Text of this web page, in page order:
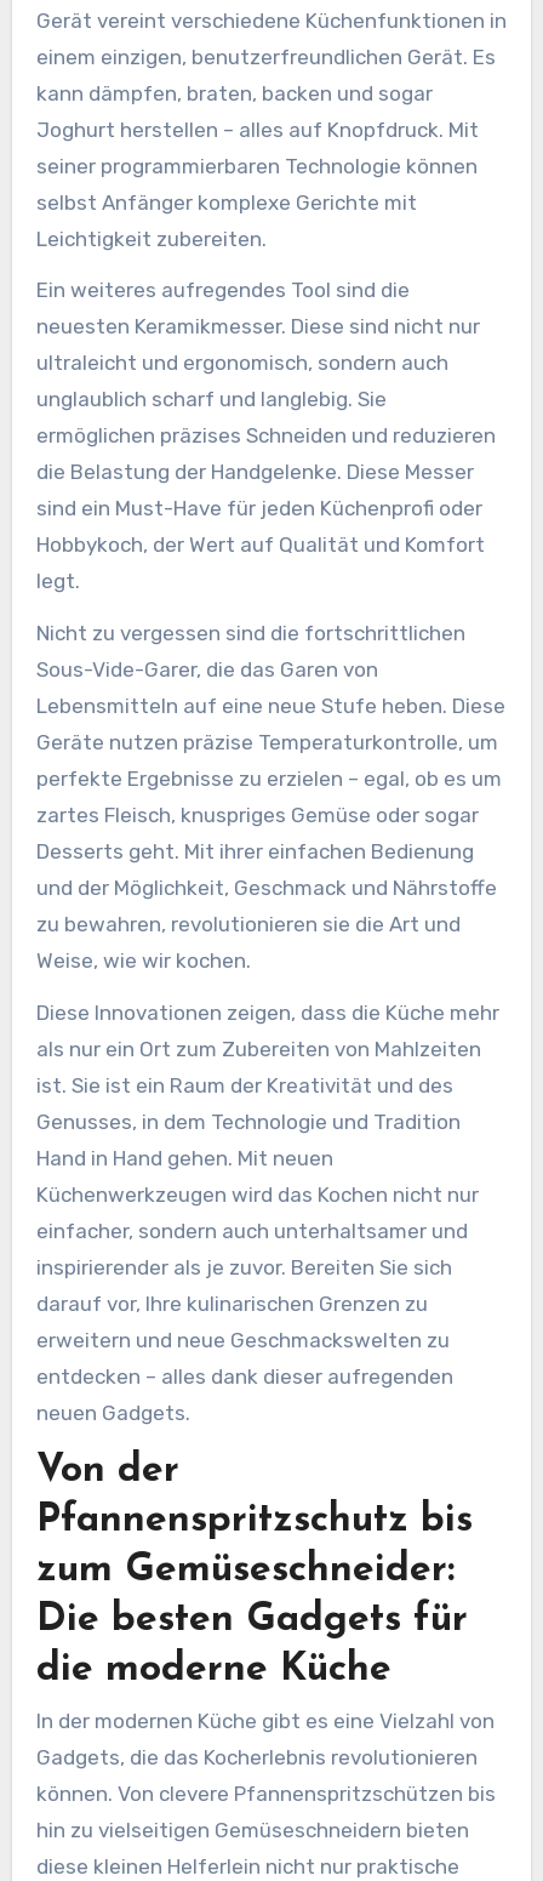
Gerät vereint verschiedene Küchenfunktionen in
einem einzigen, benutzerfreundlichen Gerät. Es
kann dämpfen, braten, backen und sogar
Joghurt herstellen – alles auf Knopfdruck. Mit
seiner programmierbaren Technologie können
selbst Anfänger komplexe Gerichte mit
Leichtigkeit zubereiten.
Ein weiteres aufregendes Tool sind die
neuesten Keramikmesser. Diese sind nicht nur
ultraleicht und ergonomisch, sondern auch
unglaublich scharf und langlebig. Sie
ermöglichen präzises Schneiden und reduzieren
die Belastung der Handgelenke. Diese Messer
sind ein Must-Have für jeden Küchenprofi oder
Hobbykoch, der Wert auf Qualität und Komfort
legt.
Nicht zu vergessen sind die fortschrittlichen
Sous-Vide-Garer, die das Garen von
Lebensmitteln auf eine neue Stufe heben. Diese
Geräte nutzen präzise Temperaturkontrolle, um
perfekte Ergebnisse zu erzielen – egal, ob es um
zartes Fleisch, knuspriges Gemüse oder sogar
Desserts geht. Mit ihrer einfachen Bedienung
und der Möglichkeit, Geschmack und Nährstoffe
zu bewahren, revolutionieren sie die Art und
Weise, wie wir kochen.
Diese Innovationen zeigen, dass die Küche mehr
als nur ein Ort zum Zubereiten von Mahlzeiten
ist. Sie ist ein Raum der Kreativität und des
Genusses, in dem Technologie und Tradition
Hand in Hand gehen. Mit neuen
Küchenwerkzeugen wird das Kochen nicht nur
einfacher, sondern auch unterhaltsamer und
inspirierender als je zuvor. Bereiten Sie sich
darauf vor, Ihre kulinarischen Grenzen zu
erweitern und neue Geschmackswelten zu
entdecken – alles dank dieser aufregenden
neuen Gadgets.
Von der
Pfannenspritzschutz bis
zum Gemüseschneider:
Die besten Gadgets für
die moderne Küche
In der modernen Küche gibt es eine Vielzahl von
Gadgets, die das Kocherlebnis revolutionieren
können. Von clevere Pfannenspritzschützen bis
hin zu vielseitigen Gemüseschneidern bieten
diese kleinen Helferlein nicht nur praktische